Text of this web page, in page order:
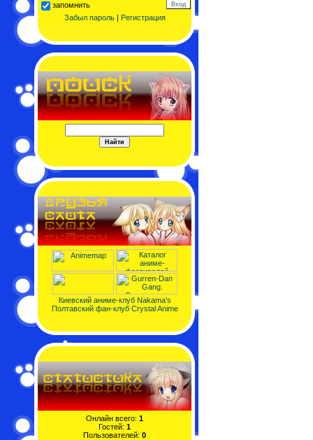
запомнить
Забыл пароль| Регистрация
Киевский аниме-клуб Nakama's
Полтавский фан-клуб Crystal Anime
Онлайн всего: 1
Гостей: 1
Пользователей: 0